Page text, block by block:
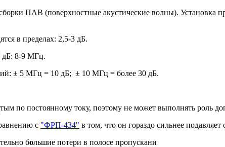
ПАВ (поверхностные акустические волны). Установка
в пределах: 2,5-3 дБ.
дБ: 8-9 МГц.
± 5 МГц = 10 дБ; ± 10 МГц = более 30 дБ.
по постоянному току, поэтому не может выполнять роль
с "ФРП-434" в том, что он гораздо сильнее
большие потери в полосе пропускани